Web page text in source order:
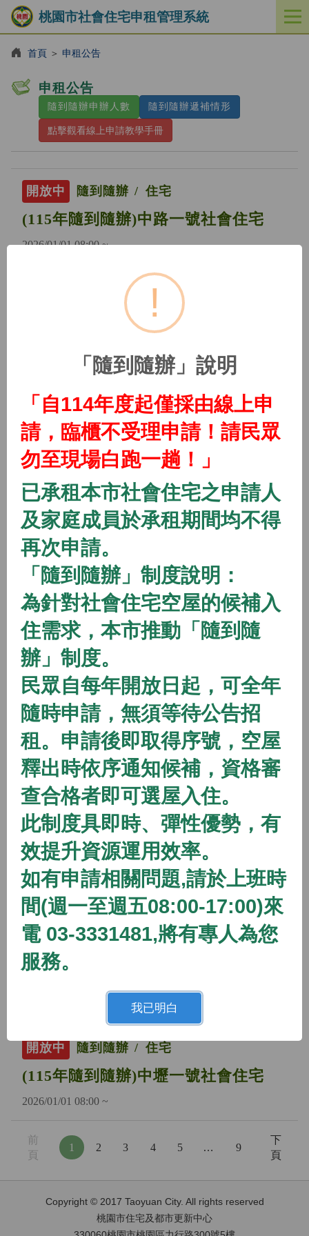
桃園市社會住宅申租管理系統
開
啟
首頁 ＞ 申租公告
申租公告
隨到隨辦申辦人數 隨到隨辦遞補情形
點擊觀看線上申請教學手冊
開放中 隨到隨辦 住宅
(115年隨到隨辦)中路一號社會住宅
2026/01/01 08:00 ~
隨到隨辦 住宅
(115年隨到隨辦)中路二號社會住宅
(115年隨到隨辦)中路三號社會住宅
2026/01/01 08:00 ~
(115年隨到隨辦)中路四號社會住宅
2026/01/01 08:00 ~
開放中 隨到隨辦 住宅
(115年隨到隨辦)八德一號社會住宅
2026/01/01 08:00 ~
開放中 隨到隨辦
(115年隨到隨辦)八德二號社會住宅
2026/01/01 08:00 ~
開放中 隨到隨辦 住宅
(115年隨到隨辦)八德三號社會住宅
2026/01/01 08:00 ~
開放中 隨到隨辦 住宅
(115年隨到隨辦)蘆竹一號社會住宅
2026/01/01 08:00 ~
開放中
開放中 隨到隨辦 住宅
(115年隨到隨辦)中壢一號社會住宅
2026/01/01 08:00 ~
前
頁
1 2 3 4 5 … 9
下
頁
Copyright © 2017 Taoyuan City. All rights reserved
桃園市住宅及都市更新中心
!
「隨到隨辦」說明
「自114年度起僅採由線上申
請，臨櫃不受理申請！請民眾
勿至現場白跑一趟！」
已承租本市社會住宅之申請人
及家庭成員於承租期間均不得
再次申請。
「隨到隨辦」制度說明：
為針對社會住宅空屋的候補入
住需求，本市推動「隨到隨
辦」制度。
民眾自每年開放日起，可全年
隨時申請，無須等待公告招
租。申請後即取得序號，空屋
釋出時依序通知候補，資格審
查合格者即可選屋入住。
此制度具即時、彈性優勢，有
效提升資源運用效率。
如有申請相關問題,請於上班時
間(週一至週五08:00-17:00)來
電 03-3331481,將有專人為您
服務。
我已明白